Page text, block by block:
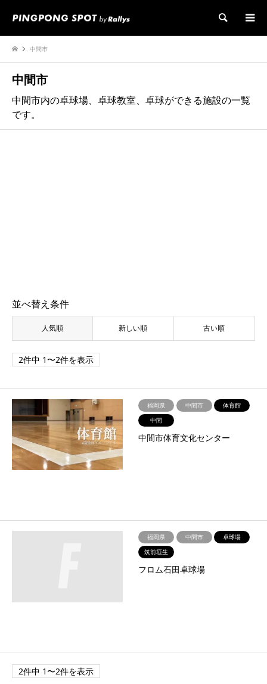
検索
中間市
中間市
中間市内の卓球場、卓球教室、卓球ができる施設の一覧
です。
並べ替え条件
人気順 新しい順 古い順
2件中 1〜2件を表示
福岡県 中間市
体育館
中間
中間市体育文化センター
福岡県 中間市
卓球場
筑前垣生
フロム石田卓球場
2件中 1〜2件を表示